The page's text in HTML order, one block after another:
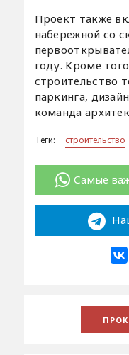
Проект также
набережной со
году. Кроме
строительство
паркинга,
команда
Теги: строительство
Самые